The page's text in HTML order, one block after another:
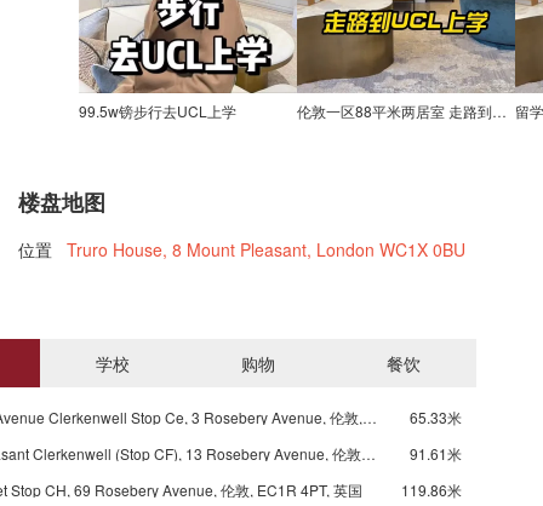
99.5w镑步行去UCL上学 伦敦一区88平米两居室 走路到UCL上学
楼盘地图
位置 Truro House, 8 Mount Pleasant, London WC1X 0BU
学校 购物 餐饮
Rosebery Avenue Clerkenwell Stop Ce, 3 Rosebery Avenue, 伦敦, EC1R 4PT, 英国
65.33米
Mount Pleasant Clerkenwell (Stop CF), 13 Rosebery Avenue, 伦敦, EC1R 4SN, 英国
91.61米
Stop CH, 69 Rosebery Avenue, 伦敦, EC1R 4PT, 英国
119.86米